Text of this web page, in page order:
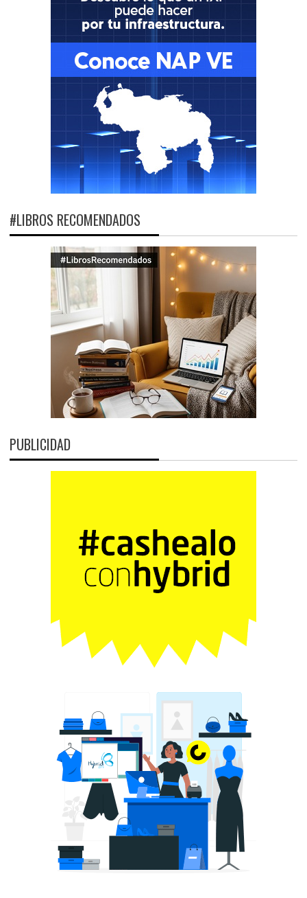
#LIBROS RECOMENDADOS
PUBLICIDAD